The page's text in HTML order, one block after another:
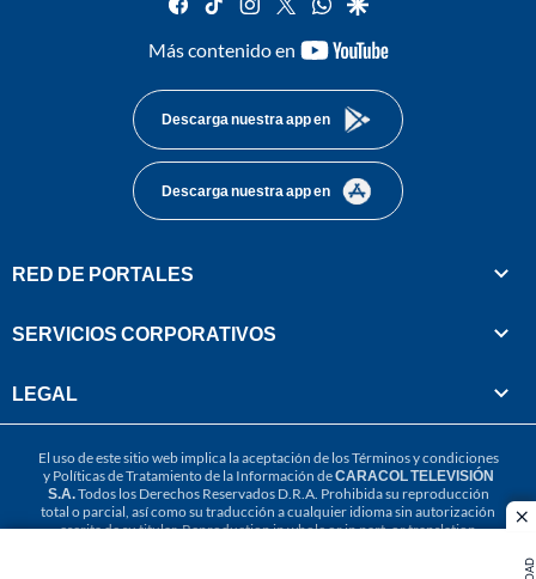
Más contenido en
youtube-
Descarga nuestra app en
Descarga nuestra app en
RED DE PORTALES
SERVICIOS CORPORATIVOS
LEGAL
El uso de este sitio web implica la aceptación de losTérminos y condiciones
y Políticas de Tratamiento de la Información deCARACOL TELEVISIÓN
S.A.Todos los Derechos Reservados D.R.A. Prohibida su reproducción
total o parcial, así como su traducción a cualquier idioma sin autorización
escrita de su titular. Reproduction in whole or in part, or translation